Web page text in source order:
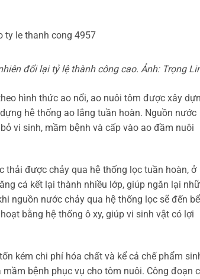
đổi lại tỷ lệ thành công cao. Ảnh: Trọng
hình thức ao nổi, ao nuôi tôm được xây
hệ thống ao lắng tuần hoàn. Nguồn nước
vi sinh, mầm bệnh và cấp vào ao đầm nuôi
thải được chảy qua hệ thống lọc tuần hoàn, ở
cá kết lại thành nhiều lớp, giúp ngăn lại
nguồn nước chảy qua hệ thống lọc sẽ đến
bằng hệ thống ô xy, giúp vi sinh vật có lợi
kém chi phí hóa chất và kể cả chế phẩm
bệnh phục vụ cho tôm nuôi. Công đoạn